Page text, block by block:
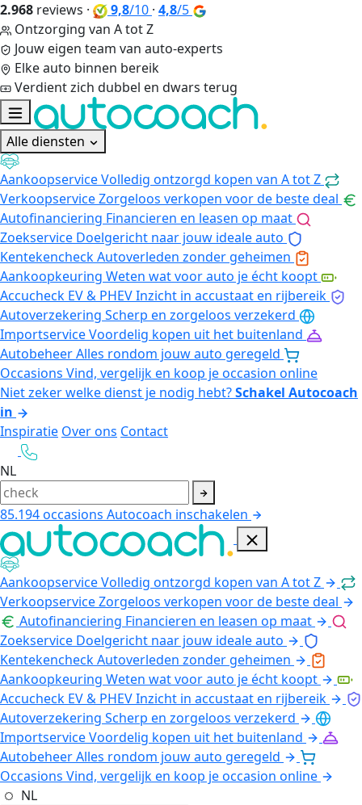
2.968 reviews · 9,8/10 · 4,8/5
Ontzorging van A tot Z
Jouw eigen team van auto-experts
Elke auto binnen bereik
Verdient zich dubbel en dwars terug
Alle diensten
AankoopserviceVolledig ontzorgd kopen van A tot Z
VerkoopserviceZorgeloos verkopen voor de beste deal
Autofinanciering Financieren en leasen op maat
Zoekservice Doelgericht naar jouw ideale auto
KentekencheckAutoverleden zonder geheimen
Aankoopkeuring Weten wat voor auto je écht koopt
Accucheck EV & PHEVInzicht in accustaat en rijbereik
Autoverzekering Scherp en zorgeloos verzekerd
ImportserviceVoordelig kopen uit het buitenland
AutobeheerAlles rondom jouw auto geregeld
Occasions Vind, vergelijk en koop je occasion online
Niet zeker welke dienst je nodig hebt?Schakel Autocoach
in
Inspiratie Over ons Contact
NL
85.194occasions Autocoach inschakelen
AankoopserviceVolledig ontzorgd kopen van A tot Z
VerkoopserviceZorgeloos verkopen voor de beste deal
Autofinanciering Financieren en leasen op maat
Zoekservice Doelgericht naar jouw ideale auto
KentekencheckAutoverleden zonder geheimen
Aankoopkeuring Weten wat voor auto je écht koopt
Accucheck EV & PHEVInzicht in accustaat en rijbereik
Autoverzekering Scherp en zorgeloos verzekerd
ImportserviceVoordelig kopen uit het buitenland
AutobeheerAlles rondom jouw auto geregeld
Occasions Vind, vergelijk en koop je occasion online
NL